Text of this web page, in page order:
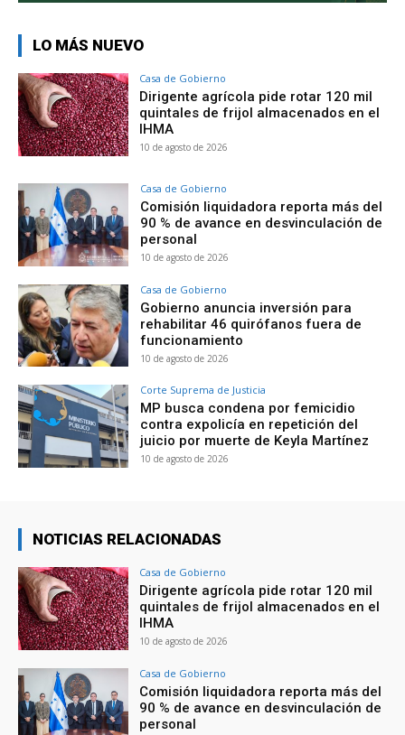
LO MÁS NUEVO
Casa de Gobierno
Dirigente agrícola pide rotar 120 mil
quintales de frijol almacenados en el
IHMA
10 de agosto de 2026
Casa de Gobierno
Comisión liquidadora reporta más del
90 % de avance en desvinculación de
personal
10 de agosto de 2026
Casa de Gobierno
Gobierno anuncia inversión para
rehabilitar 46 quirófanos fuera de
funcionamiento
10 de agosto de 2026
Corte Suprema de Justicia
MP busca condena por femicidio
contra expolicía en repetición del
juicio por muerte de Keyla Martínez
10 de agosto de 2026
NOTICIAS RELACIONADAS
Casa de Gobierno
Dirigente agrícola pide rotar 120 mil
quintales de frijol almacenados en el
IHMA
10 de agosto de 2026
Casa de Gobierno
Comisión liquidadora reporta más del
90 % de avance en desvinculación de
personal